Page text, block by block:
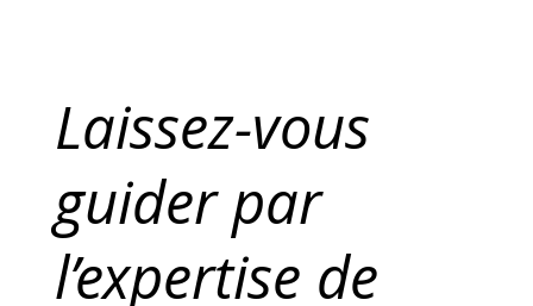
Laissez-vous
guider par
l’expertise de